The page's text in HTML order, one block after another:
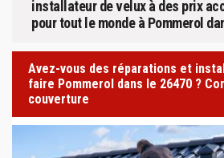
installateur de velux à des prix
pour tout le monde à Pommerol
Avez-vous des réparations et
faire Pommerol dans le 26470 ?
couverture